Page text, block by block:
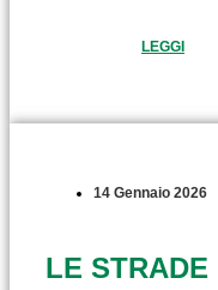
LEGGI
14 Gennaio 2026
LE